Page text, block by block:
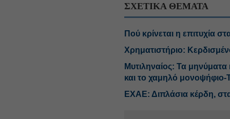
ΣΧΕΤΙΚΑ ΘΕΜΑΤΑ
Πού κρίνεται η επιτυχία
Χρηματιστήριο:
Μυτιληναίος: Τα
και το χαμηλό
ΕΧΑΕ: Διπλάσια κέρδη,